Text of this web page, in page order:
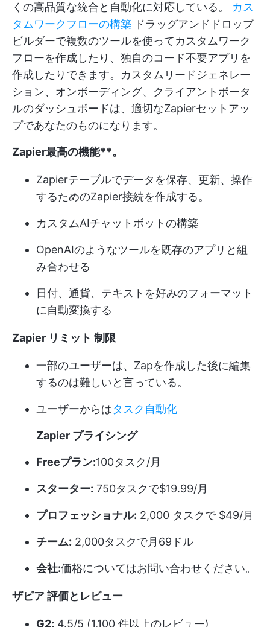
くの高品質な統合と自動化に対応している。 カス
タムワークフローの構築 ドラッグアンドドロップ
ビルダーで複数のツールを使ってカスタムワーク
フローを作成したり、独自のコード不要アプリを
作成したりできます。カスタムリードジェネレー
ション、オンボーディング、クライアントポータ
ルのダッシュボードは、適切なZapierセットアッ
プであなたのものになります。
Zapier最高の機能**。
Zapierテーブルでデータを保存、更新、操作
するためのZapier接続を作成する。
カスタムAIチャットボットの構築
OpenAIのようなツールを既存のアプリと組
み合わせる
日付、通貨、テキストを好みのフォーマット
に自動変換する
Zapier リミット 制限
一部のユーザーは、Zapを作成した後に編集
するのは難しいと言っている。
ユーザーからはタスク自動化
Zapier プライシング
Freeプラン:100タスク/月
スターター: 750タスクで$19.99/月
プロフェッショナル: 2,000 タスクで $49/月
チーム: 2,000タスクで月69ドル
会社:価格についてはお問い合わせください。
ザピア評価とレビュー
G2: 4.5/5 (1,100 件以上のレビュー)